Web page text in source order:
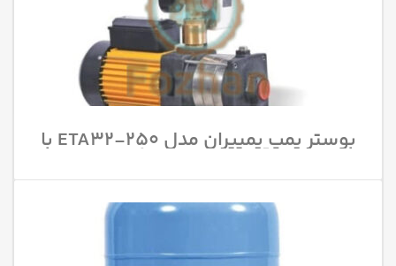
بوستر پمپ پمپیران مدل 250-ETA32 با
قدرت 15 اسب بخار